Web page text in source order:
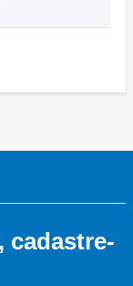
cadastre-